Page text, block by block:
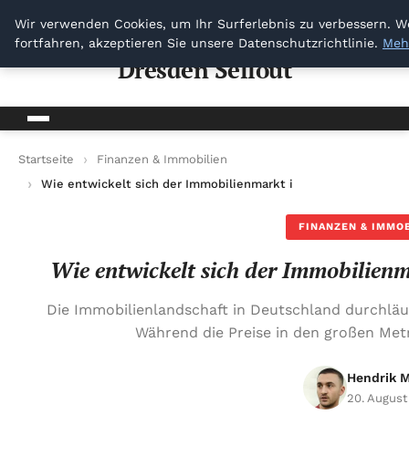
Dresden Sellout
Dresden Sellout
Startseite
Finanzen & Immobilien
Wie entwickelt sich der Immobilienmarkt in ländlichen
FINANZEN &
Wie entwickelt sich der
Die Immobilienlandschaft in Deutschland
Während die Preise in den großen
Hendrik
20.
Wir verwenden Cookies, um Ihr Surferlebnis zu verbessern.
fortfahren, akzeptieren Sie unsere Datenschutzrichtlinie.